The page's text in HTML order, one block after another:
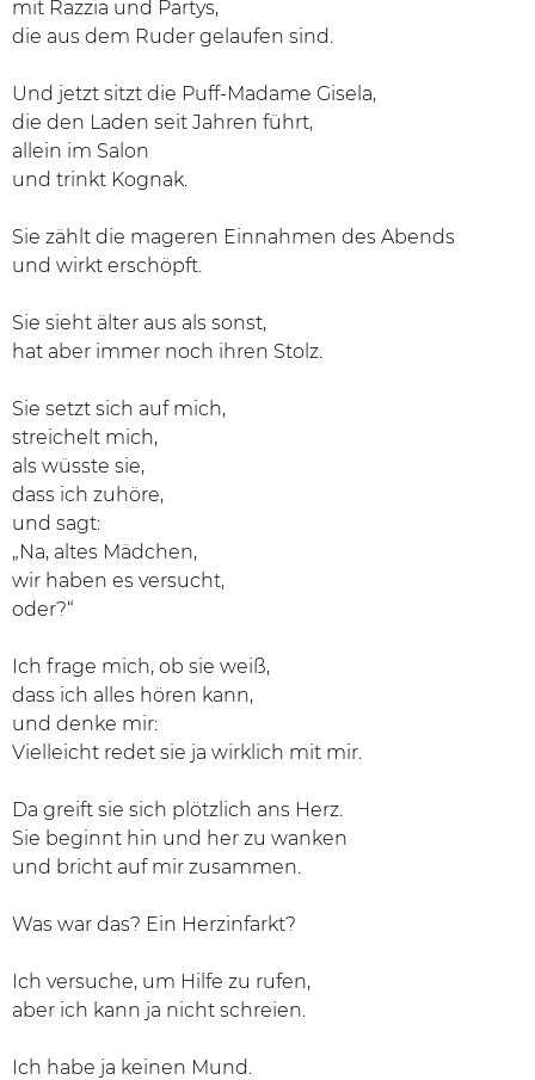
mit Razzia und Partys,
die aus dem Ruder gelaufen sind.
Und jetzt sitzt die Puff-Madame Gisela,
die den Laden seit Jahren führt,
allein im Salon
und trinkt Kognak.
Sie zählt die mageren Einnahmen des Abends
und wirkt erschöpft.
Sie sieht älter aus als sonst,
hat aber immer noch ihren Stolz.
Sie setzt sich auf mich,
streichelt mich,
als wüsste sie,
dass ich zuhöre,
und sagt:
„Na, altes Mädchen,
wir haben es versucht,
oder?“
Ich frage mich, ob sie weiß,
dass ich alles hören kann,
und denke mir:
Vielleicht redet sie ja wirklich mit mir.
Da greift sie sich plötzlich ans Herz.
Sie beginnt hin und her zu wanken
und bricht auf mir zusammen.
Was war das? Ein Herzinfarkt?
Ich versuche, um Hilfe zu rufen,
aber ich kann ja nicht schreien.
Ich habe ja keinen Mund.